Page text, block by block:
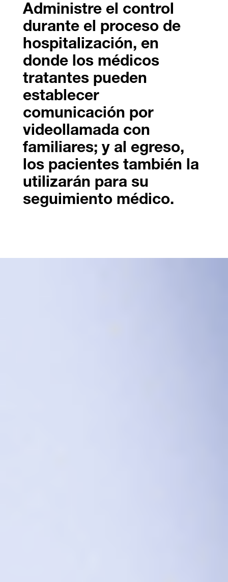
Administre el control
durante el proceso de
hospitalización, en
donde los médicos
tratantes pueden
establecer
comunicación por
videollamada con
familiares; y al egreso,
los pacientes también la
utilizarán para su
seguimiento médico.